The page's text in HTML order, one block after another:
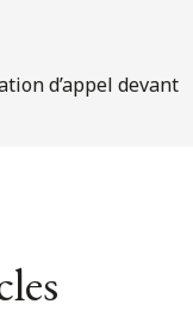
d’appel devant